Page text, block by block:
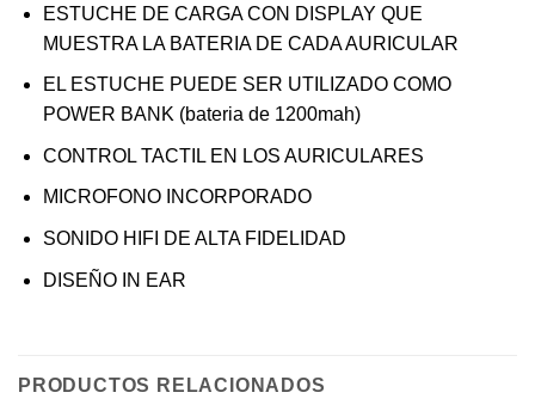
ESTUCHE DE CARGA CON DISPLAY QUE
MUESTRA LA BATERIA DE CADA AURICULAR
EL ESTUCHE PUEDE SER UTILIZADO COMO
POWER BANK (bateria de 1200mah)
CONTROL TACTIL EN LOS AURICULARES
MICROFONO INCORPORADO
SONIDO HIFI DE ALTA FIDELIDAD
DISEÑO IN EAR
PRODUCTOS RELACIONADOS